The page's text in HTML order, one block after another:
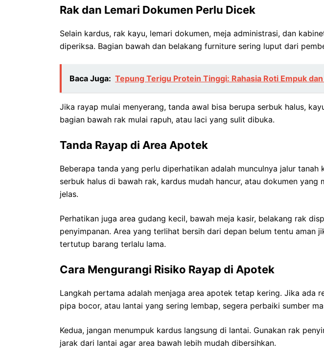
Rak dan Lemari Dokumen Perlu Dicek
Selain kardus, rak kayu, lemari dokumen, meja administrasi, dan
diperiksa. Bagian bawah dan belakang furniture sering luput dari
Baca Juga: Tepung Terigu Protein Tinggi: Rahasia Roti Empuk
Jika rayap mulai menyerang, tanda awal bisa berupa serbuk halus,
bagian bawah rak mulai rapuh, atau laci yang sulit dibuka.
Tanda Rayap di Area Apotek
Beberapa tanda yang perlu diperhatikan adalah munculnya jalur tanah
serbuk halus di bawah rak, kardus mudah hancur, atau dokumen yang
jelas.
Perhatikan juga area gudang kecil, bawah meja kasir, belakang rak
penyimpanan. Area yang terlihat bersih dari depan belum tentu aman
tertutup barang terlalu lama.
Cara Mengurangi Risiko Rayap di Apotek
Langkah pertama adalah menjaga area apotek tetap kering. Jika ada
pipa bocor, atau lantai yang sering lembap, segera perbaiki sumber
Kedua, jangan menumpuk kardus langsung di lantai. Gunakan rak
jarak dari lantai agar area bawah lebih mudah dibersihkan.